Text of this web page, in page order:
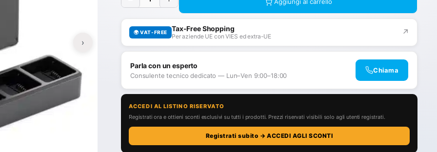
›
🌍 VAT-FREE Tax-Free Shopping
Per aziende UE con VIES ed extra-UE ↗
Parla con un esperto
Consulente tecnico dedicato — Lun–Ven 9:00–18:00
Chiama
ACCEDI AL LISTINO RISERVATO
Registrati ora e ottieni sconti esclusivi su tutti i prodotti. Prezzi riservati visibili solo agli utenti registrati.
Registrati subito → ACCEDI AGLI SCONTI